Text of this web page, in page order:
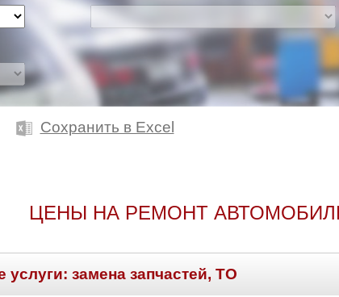
Сохранить в Excel
ЦЕНЫ НА РЕМОНТ
услуги: замена запчастей, ТО